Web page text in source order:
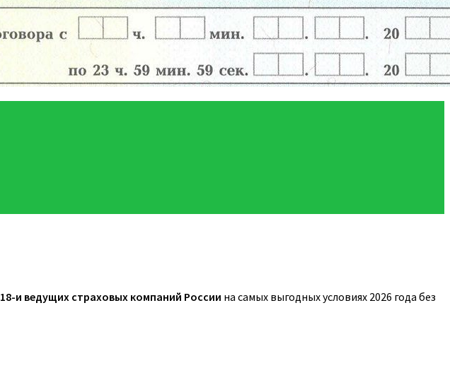
18-и ведущих страховых компаний России на самых выгодных условиях 2026 года без